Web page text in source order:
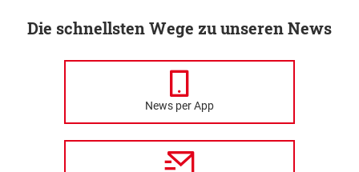
Die schnellsten Wege zu unseren News
News per App